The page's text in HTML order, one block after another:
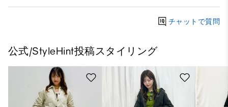
チャットで質問
公式/StyleHint投稿スタイリング